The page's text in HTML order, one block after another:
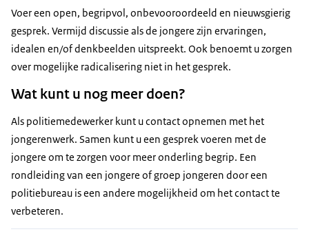
Voer een open, begripvol, onbevooroordeeld en nieuwsgierig
gesprek. Vermijd discussie als de jongere zijn ervaringen,
idealen en/of denkbeelden uitspreekt. Ook benoemt u zorgen
over mogelijke radicalisering niet in het gesprek.
Wat kunt u nog meer doen?
Als politiemedewerker kunt u contact opnemen met het
jongerenwerk. Samen kunt u een gesprek voeren met de
jongere om te zorgen voor meer onderling begrip. Een
rondleiding van een jongere of groep jongeren door een
politiebureau is een andere mogelijkheid om het contact te
verbeteren.